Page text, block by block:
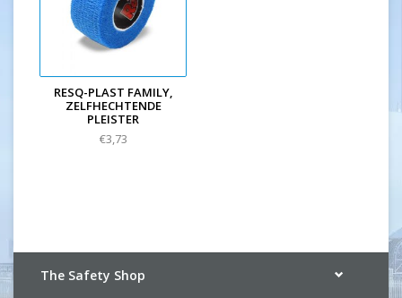
RESQ-PLAST FAMILY,
ZELFHECHTENDE
PLEISTER
€3,73
The Safety Shop